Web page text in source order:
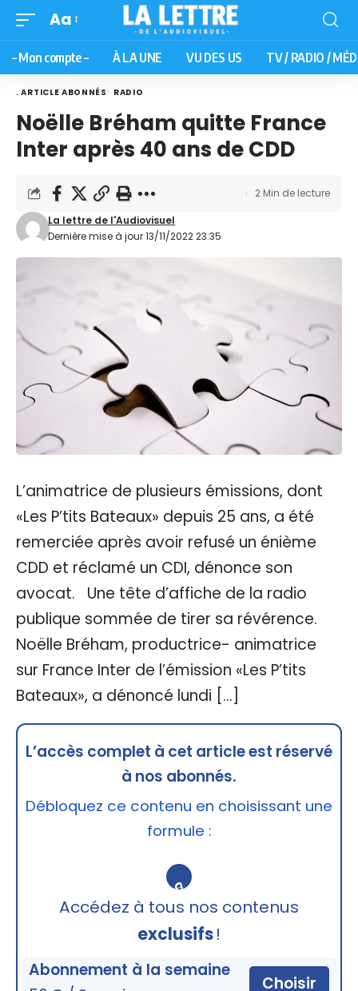
Aa
– Mon compte – À LA UNE VU DES US TV / RADIO /
. ARTICLE ABONNÉS RADIO
Noëlle Bréham quitte France
Inter après 40 ans de CDD
Dernière mise à jour 13/11/2022 23:35
La lettre de l'Audiovisuel
2 Min de lecture
L’animatrice de plusieurs émissions, dont
«Les P’tits Bateaux» depuis 25 ans, a été
remerciée après avoir refusé un énième
CDD et réclamé un CDI, dénonce son
avocat. Une tête d’affiche de la radio
publique sommée de tirer sa révérence.
Noëlle Bréham, productrice- animatrice
sur France Inter de l’émission «Les P’tits
Bateaux», a dénoncé lundi […]
L’accès complet à cet article est réservé
à nos abonnés.
Débloquez ce contenu en choisissant une
formule :
🔒
Accédez à tous nos contenus
exclusifs!
Abonnement à la semaine
Choisir